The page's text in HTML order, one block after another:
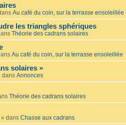
Au café du coin, sur la terrasse ensoleillée
les triangles sphériques
Théorie des cadrans solaires
Au café du coin, sur la terrasse ensoleillée
solaires »
dans Annonces
Théorie des cadrans solaires
» dans Chasse aux cadrans